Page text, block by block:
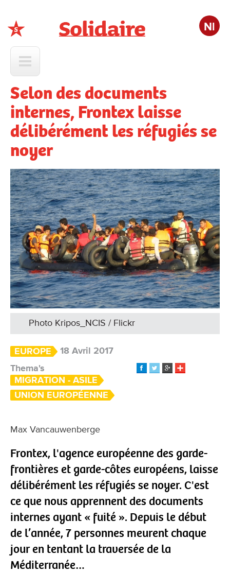
Nl
Selon des documents
internes, Frontex laisse
délibérément les réfugiés se
noyer
Photo Kripos_NCIS / Flickr
EUROPE
18 Avril 2017
Thema's
MIGRATION - ASILE
UNION EUROPÉENNE
Max Vancauwenberge
Frontex, l'agence européenne des garde-
frontières et garde-côtes européens, laisse
délibérément les réfugiés se noyer. C'est
ce que nous apprennent des documents
internes ayant « fuité ». Depuis le début
de l’année, 7 personnes meurent chaque
jour en tentant la traversée de la
Méditerranée…